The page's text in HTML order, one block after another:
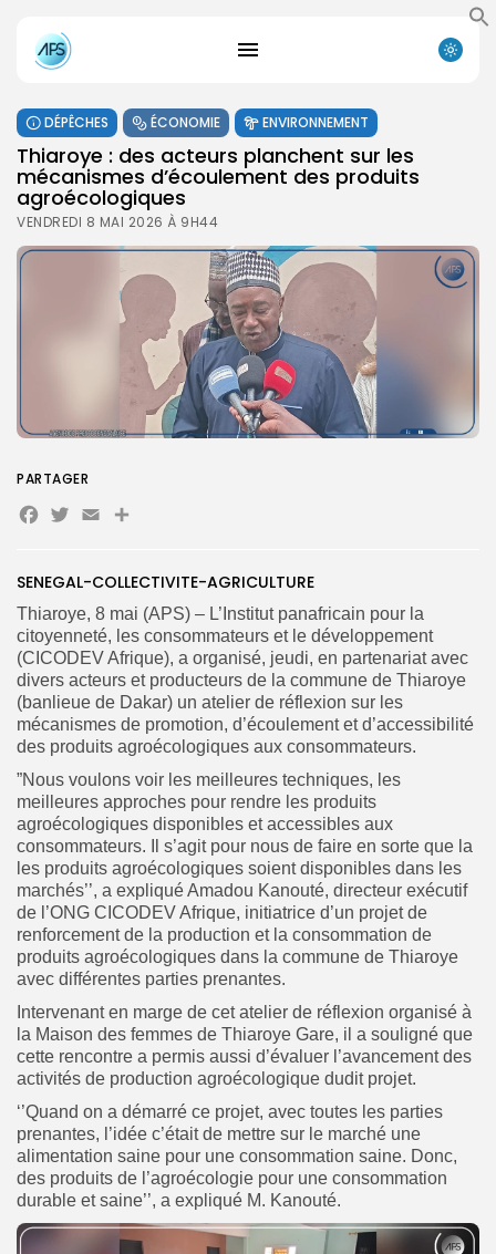
Search
for:
FR
DÉPÊCHES ÉCONOMIE ENVIRONNEMENT
Thiaroye : des acteurs planchent sur les
mécanismes d’écoulement des produits
agroécologiques
VENDREDI 8 MAI 2026 À 9H44
SENEGAL-COLLECTIVITE-AGRICULTURE
Thiaroye, 8 mai (APS) – L’Institut panafricain pour la
citoyenneté, les consommateurs et le développement
(CICODEV Afrique), a organisé, jeudi, en partenariat avec
divers acteurs et producteurs de la commune de Thiaroye
(banlieue de Dakar) un atelier de réflexion sur les
mécanismes de promotion, d’écoulement et d’accessibilité
des produits agroécologiques aux consommateurs.
”Nous voulons voir les meilleures techniques, les
meilleures approches pour rendre les produits
agroécologiques disponibles et accessibles aux
consommateurs. Il s’agit pour nous de faire en sorte que la
les produits agroécologiques soient disponibles dans les
marchés’’, a expliqué Amadou Kanouté, directeur exécutif
de l’ONG CICODEV Afrique, initiatrice d’un projet de
renforcement de la production et la consommation de
produits agroécologiques dans la commune de Thiaroye
avec différentes parties prenantes.
Intervenant en marge de cet atelier de réflexion organisé à
la Maison des femmes de Thiaroye Gare, il a souligné que
cette rencontre a permis aussi d’évaluer l’avancement des
activités de production agroécologique dudit projet.
‘’Quand on a démarré ce projet, avec toutes les parties
prenantes, l’idée c’était de mettre sur le marché une
alimentation saine pour une consommation saine. Donc,
des produits de l’agroécologie pour une consommation
durable et saine’’, a expliqué M. Kanouté.
PARTAGER
Facebook
Twitter
EmailPartager